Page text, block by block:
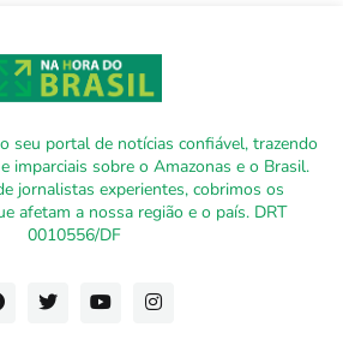
seu portal de notícias confiável, trazendo
imparciais sobre o Amazonas e o Brasil.
jornalistas experientes, cobrimos os
afetam a nossa região e o país. DRT
0010556/DF